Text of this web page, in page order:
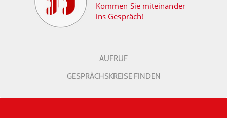
Kommen Sie miteinander
ins Gespräch!
AUFRUF
GESPRÄCHSKREISE FINDEN